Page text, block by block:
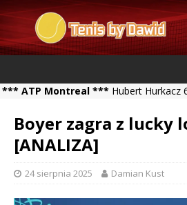
Montreal ***Hubert Hurkacz 6-4,
Boyer zagra z lucky
[ANALIZA]
24 sierpnia 2025 Damian Kust